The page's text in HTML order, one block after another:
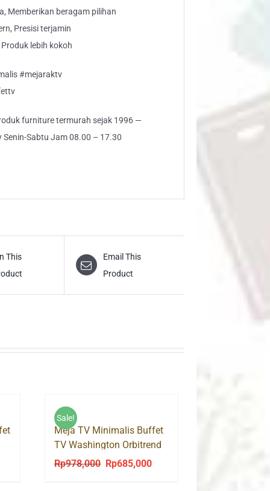
Memberikan beragam pilihan
Presisi terjamin
lebih kokoh
#mejaraktv
furniture termurah sejak 1996 —
Senin-Sabtu Jam 08.00 – 17.30
This
Email This
Product
Sale!
Meja TV Minimalis Buffet
TV Washington Orbitrend
Rp978,000 Original
Rp685,000Current